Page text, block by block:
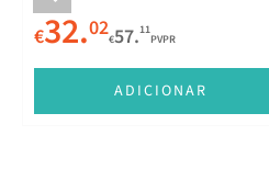
€32.02€57.11
PVPR
ADICIONAR